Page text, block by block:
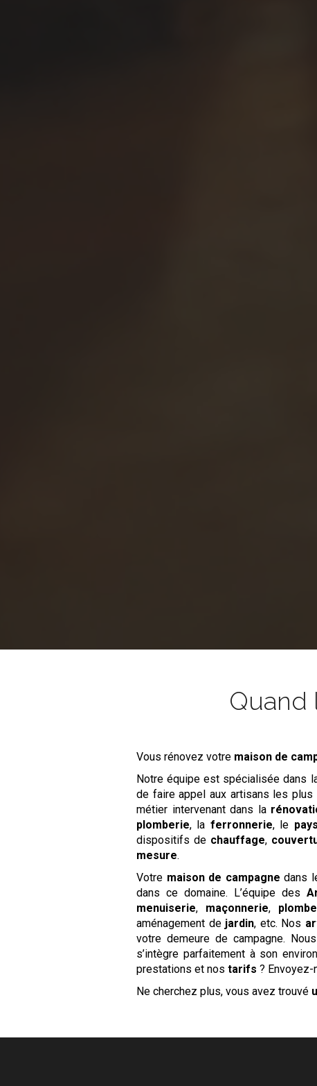
Quand
Vous rénovez votre maison de
Notre équipe est spécialisée dans
de faire appel aux artisans les
métier intervenant dans la
plomberie, la ferronnerie, le
dispositifs de chauffage,
mesure.
Votre maison de campagne dans
dans ce domaine. L’équipe des
menuiserie, maçonnerie,
aménagement de jardin, etc. Nos
votre demeure de campagne.
s’intègre parfaitement à son
prestations et nostarifs ?
Ne cherchez plus, vous avez trouvé